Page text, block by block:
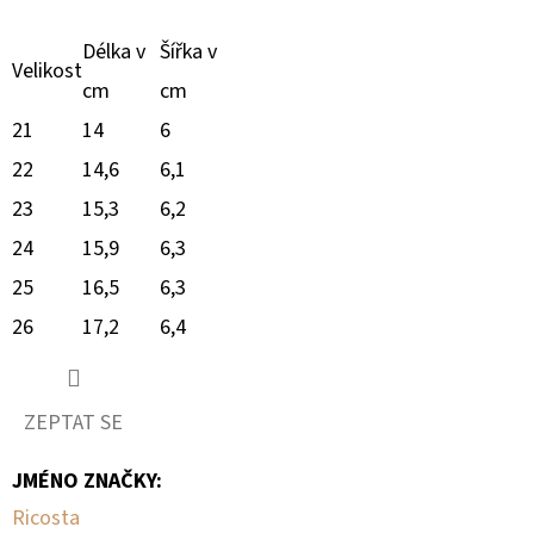
Velikost
Délka v
cm
Šířka v
cm
21
14
6
22
14,6
6,1
23
15,3
6,2
24
15,9
6,3
25
16,5
6,3
26
17,2 6,4
ZEPTAT SE
JMÉNO ZNAČKY:
Ricosta